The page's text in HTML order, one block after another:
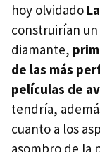
hoy olvidado
construirían
diamante,
de las más
películas de
tendría,
cuanto a los